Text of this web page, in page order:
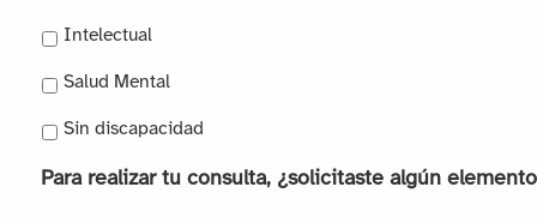
Intelectual
Salud Mental
Sin discapacidad
Para realizar tu consulta, ¿solicitaste algún